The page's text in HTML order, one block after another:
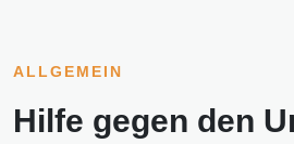
ALLGEMEIN
Hilfe gegen den